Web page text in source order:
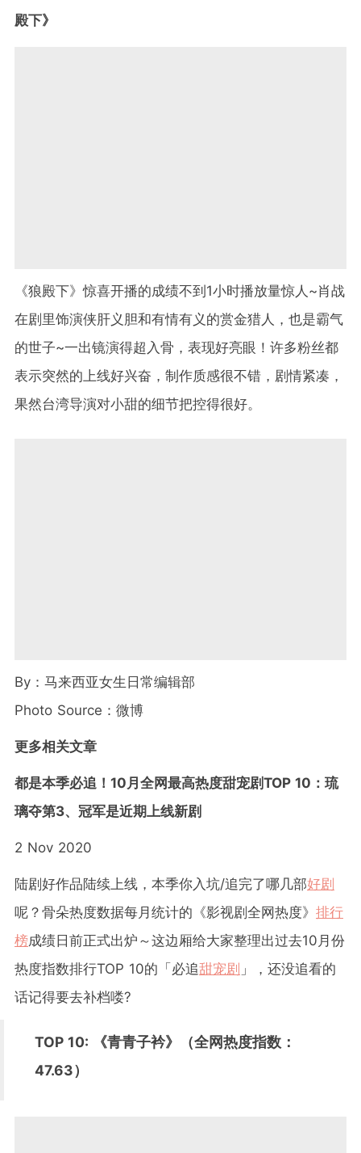
殿下》
《狼殿下》惊喜开播的成绩不到1小时播放量惊人~肖战
在剧里饰演侠肝义胆和有情有义的赏金猎人，也是霸气
的世子~一出镜演得超入骨，表现好亮眼！许多粉丝都
表示突然的上线好兴奋，制作质感很不错，剧情紧凑，
果然台湾导演对小甜的细节把控得很好。
By：马来西亚女生日常编辑部
Photo Source：微博
更多相关文章
都是本季必追！10月全网最高热度甜宠剧TOP 10：琉
璃夺第3、冠军是近期上线新剧
2 Nov 2020
陆剧好作品陆续上线，本季你入坑/追完了哪几部好剧
呢？骨朵热度数据每月统计的《影视剧全网热度》 排行
榜成绩日前正式出炉～这边厢给大家整理出过去10月份
热度指数排行TOP 10的「必追甜宠剧 」，还没追看的
话记得要去补档喽?
TOP 10: 《青青子衿》（全网热度指数：
47.63）